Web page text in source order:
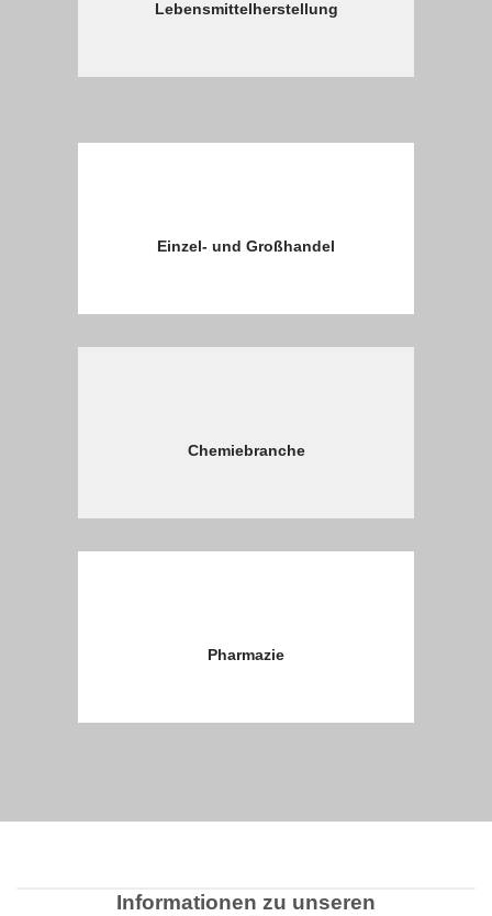
Lebensmittelherstellung
Einzel- und Großhandel
Chemiebranche
Pharmazie
Informationen zu unseren